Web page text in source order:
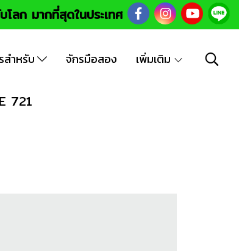
ลก มากที่สุดในประเทศ
สำหรับ จักรมือสอง เพิ่มเติม
721